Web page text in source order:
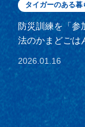
タイガーのある暮
防災訓練を「参
法のかまどごは
2026.01.16